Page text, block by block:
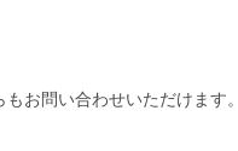
もお問い合わせいただけます。